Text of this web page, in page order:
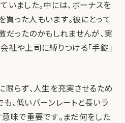
いました。中には、ボーナスを
った人もいます。彼にとって
だったのかもしれませんが、実
社や上司に縛りつける「手錠」
限らず、人生を充実させるため
、低いバーンレートと長いラ
味で重要です。まだ何をした